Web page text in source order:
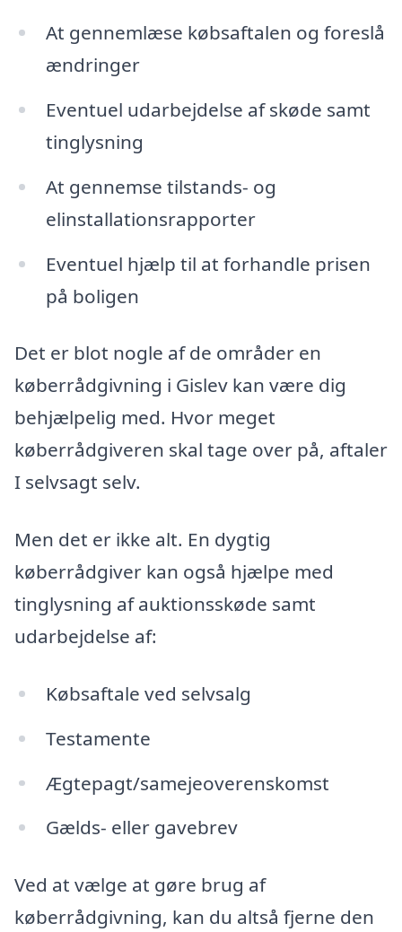
At gennemlæse købsaftalen og foreslå
ændringer
Eventuel udarbejdelse af skøde samt
tinglysning
At gennemse tilstands- og
elinstallationsrapporter
Eventuel hjælp til at forhandle prisen
på boligen
Det er blot nogle af de områder en
køberrådgivning i Gislev kan være dig
behjælpelig med. Hvor meget
køberrådgiveren skal tage over på, aftaler
I selvsagt selv.
Men det er ikke alt. En dygtig
køberrådgiver kan også hjælpe med
tinglysning af auktionsskøde samt
udarbejdelse af:
Købsaftale ved selvsalg
Testamente
Ægtepagt/samejeoverenskomst
Gælds- eller gavebrev
Ved at vælge at gøre brug af
køberrådgivning, kan du altså fjerne den